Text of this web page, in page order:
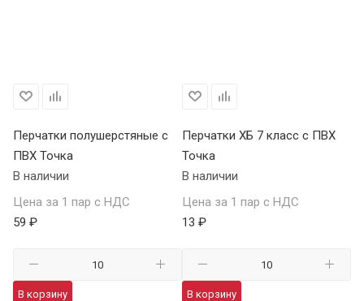
Перчатки полушерстяные с
ПВХ Точка
В наличии
Цена за 1 пар с НДС
59 ₽
В корзину
Перчатки ХБ 7 класс с ПВХ
Точка
В наличии
Цена за 1 пар с НДС
13 ₽
В корзину